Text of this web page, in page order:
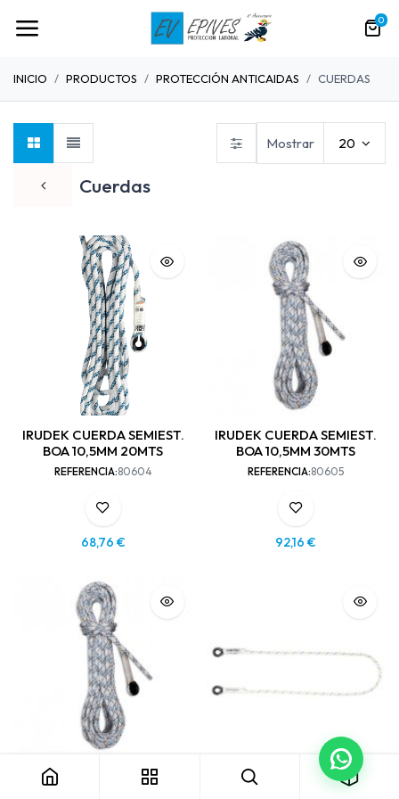
0
INICIO PRODUCTOS PROTECCIÓN ANTICAIDAS CUERDAS
Cuerdas
Mostrar 20
IRUDEK CUERDA SEMIEST.
BOA 10,5MM 20MTS
REFERENCIA:80604
68,76 €
IRUDEK CUERDA SEMIEST.
BOA 10,5MM 30MTS
REFERENCIA:80605
92,16 €
IRUDEK CUERDA SEMIEST.
BOA 10,5MM 50MTS
ACCESUS CUERDA PA
1MTS 610100